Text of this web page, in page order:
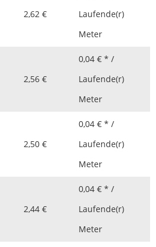
2,62 €
Laufende(r)
Meter
2,56 €
0,04 € * /
Laufende(r)
Meter
2,50 €
0,04 € * /
Laufende(r)
Meter
2,44 €
0,04 € * /
Laufende(r)
Meter